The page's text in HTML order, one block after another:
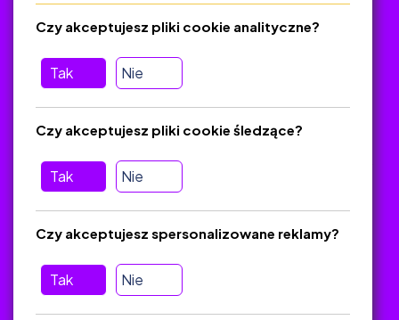
Regulamin
O platformie
Baza materiałów dydaktycznych
Jak zostać autorem
FAQ
Pomoc
wiadomość nie trafiła do folderu SPAM)
Tak Nie
Czy akceptujesz pliki cookie analityczne?
Tak Nie
Czy akceptujesz pliki cookie śledzące?
Tak Nie
Czy akceptujesz spersonalizowane reklamy?